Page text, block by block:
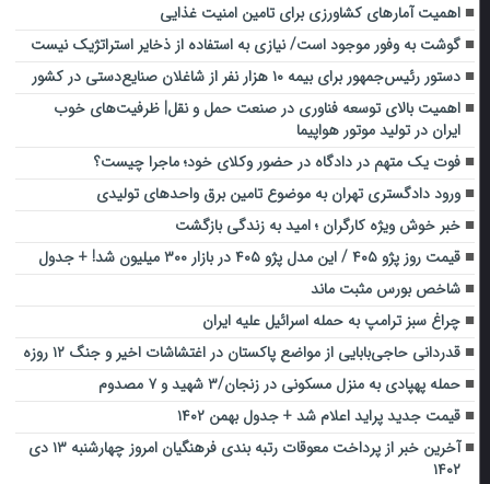
اهمیت آمارهای کشاورزی برای تامین امنیت غذایی
گوشت به وفور موجود است/ نیازی به استفاده از ذخایر استراتژیک نیست
دستور رئیس‌جمهور برای بیمه ۱۰ هزار نفر از شاغلان صنایع‌دستی در کشور
اهمیت بالای توسعه فناوری در صنعت حمل و نقل| ظرفیت‌های خوب
ایران در تولید موتور هواپیما
فوت یک متهم در دادگاه در حضور وکلای خود؛ ماجرا چیست؟
ورود دادگستری تهران به موضوع تامین برق واحد‌های تولیدی
خبر خوش ویژه کارگران ؛ امید به زندگی بازگشت
قیمت روز پژو ۴۰۵ / این مدل پژو ۴۰۵ در بازار ۳۰۰ میلیون شد! + جدول
شاخص بورس مثبت ماند
چراغ سبز ترامپ به حمله اسرائیل علیه ایران
قدردانی حاجی‌بابایی از مواضع پاکستان در اغتشاشات اخیر و جنگ ۱۲ روزه
حمله پهپادی به منزل مسکونی در زنجان/۳ شهید و ۷ مصدوم
قیمت جدید پراید اعلام شد + جدول بهمن ۱۴۰۲
آخرین خبر از پرداخت معوقات رتبه بندی فرهنگیان امروز چهارشنبه ۱۳ دی
۱۴۰۲